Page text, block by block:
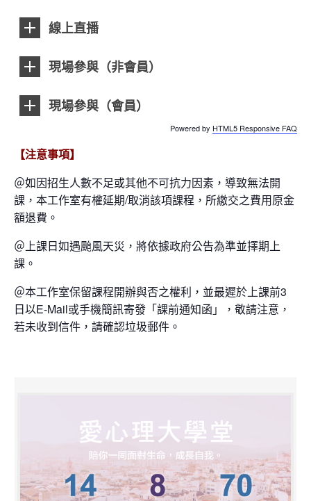
線上直播
現場參與（非會員）
現場參與（會員）
Powered by HTML5 Responsive FAQ
【注意事項】
＠如因招生人數不足或其他不可抗力因素，導致無法開
課，本工作室有權延期/取消該項課程，所繳交之費用原金
額退費。
＠上課日如遇颱風天災，將依據政府公告為準並擇期上
課。
＠本工作室保留課程開辦與否之權利，並最遲於上課前3
日以E-Mail或手機簡訊寄發「課前通知函」，敬請注意，
若未收到信件，請確認垃圾郵件。